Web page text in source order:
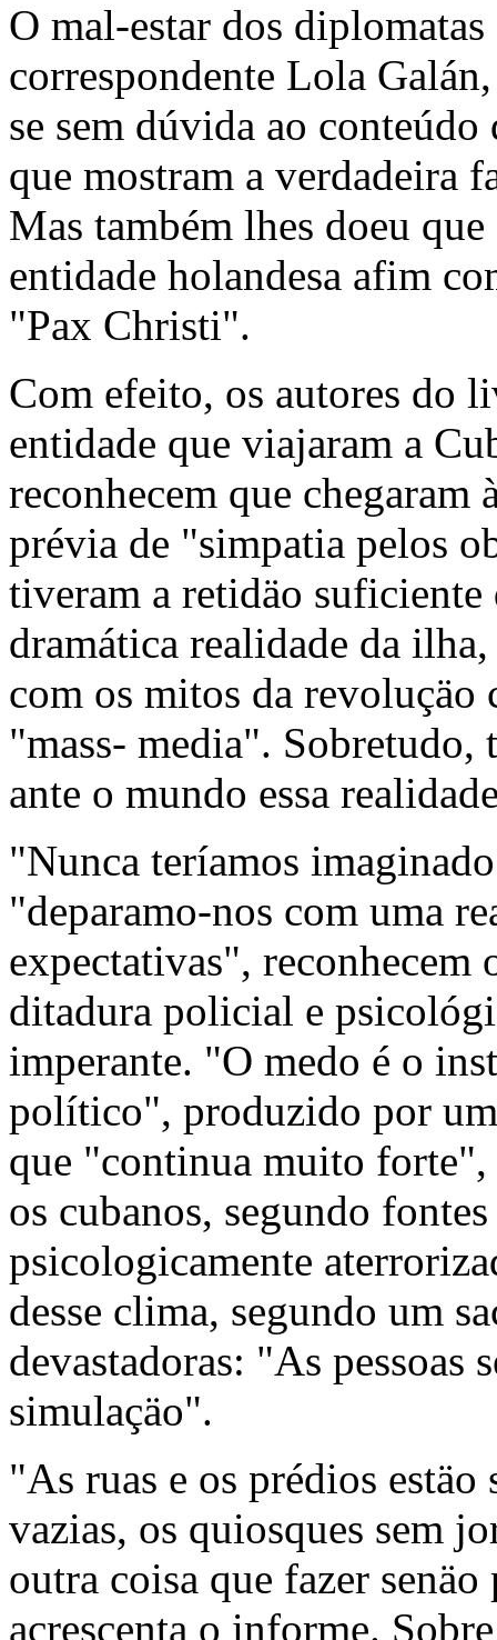
O mal-estar dos
correspondente Lola
se sem dúvida ao
que mostram a verdadeira
Mas também lhes doeu
entidade holandesa afim
"Pax Christi".
Com efeito, os autores do
entidade que viajaram a
reconhecem que chegaram
prévia de "simpatia pelos
tiveram a retidäo suficiente
dramática realidade da
com os mitos da revoluçäo
"mass- media". Sobretudo,
ante o mundo essa
"Nunca teríamos
"deparamo-nos com uma
expectativas", reconhecem
ditadura policial e
imperante. "O medo é o
político", produzido por
que "continua muito forte",
os cubanos, segundo
psicologicamente
desse clima, segundo um
devastadoras: "As pessoas
simulaçäo".
"As ruas e os prédios
vazias, os quiosques sem
outra coisa que fazer
acrescenta o informe.